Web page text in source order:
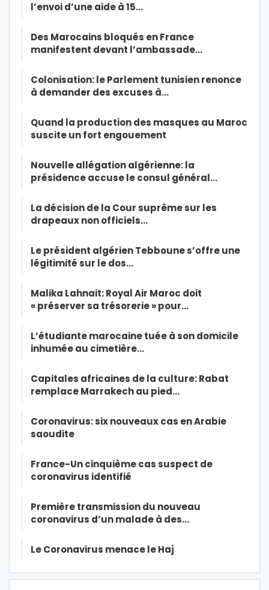
l’envoi d’une aide à 15…
Des Marocains bloqués en France
manifestent devant l’ambassade…
Colonisation: le Parlement tunisien renonce
à demander des excuses à…
Quand la production des masques au Maroc
suscite un fort engouement
Nouvelle allégation algérienne: la
présidence accuse le consul général…
La décision de la Cour suprême sur les
drapeaux non officiels…
Le président algérien Tebboune s’offre une
légitimité sur le dos…
Malika Lahnait: Royal Air Maroc doit
« préserver sa trésorerie » pour…
L’étudiante marocaine tuée à son domicile
inhumée au cimetière…
Capitales africaines de la culture: Rabat
remplace Marrakech au pied…
Coronavirus: six nouveaux cas en Arabie
saoudite
France-Un cinquième cas suspect de
coronavirus identifié
Première transmission du nouveau
coronavirus d’un malade à des…
Le Coronavirus menace le Haj